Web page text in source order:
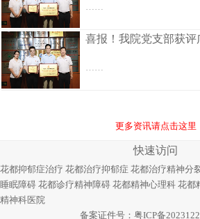
……
喜报！我院党支部获评
……
更多资讯请点击这里
快速访问
花都抑郁症治疗 花都治疗抑郁症 花都治疗精神分
睡眠障碍 花都诊疗精神障碍 花都精神心理科 花都
精神科医院
备案证件号： 粤ICP备